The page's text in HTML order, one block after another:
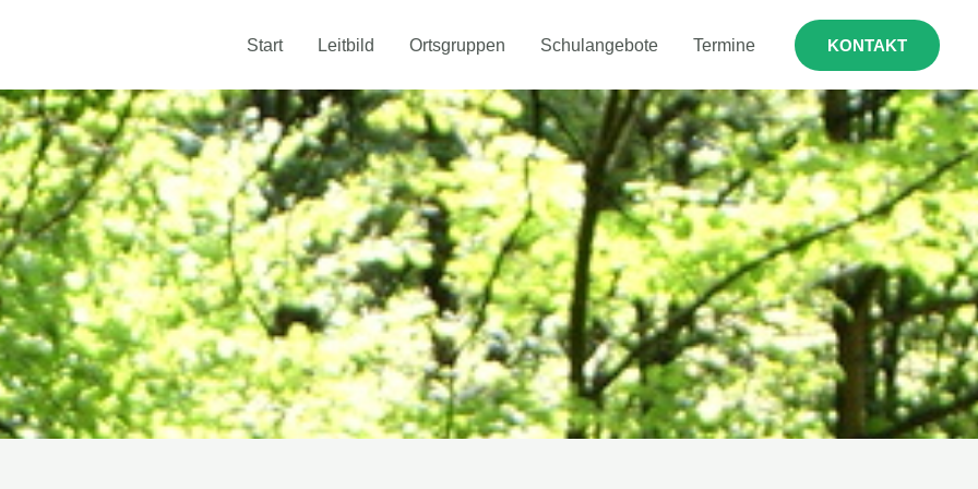
Start Leitbild Ortsgruppen Schulangebote Termine KONTAKT